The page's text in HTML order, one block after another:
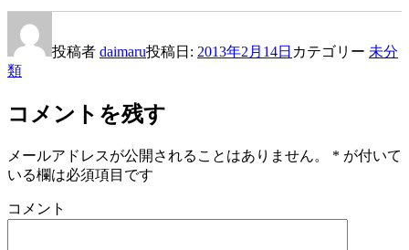
投稿者 daimaru投稿日: 2013年2月14日 カテゴリー 未分
類
コメントを残す
メールアドレスが公開されることはありません。 * が付いて
いる欄は必須項目です
コメント